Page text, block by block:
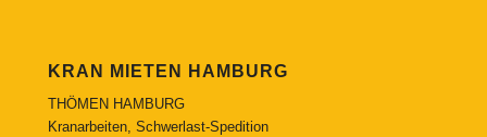
KRAN MIETEN HAMBURG
THÖMEN HAMBURG
Kranarbeiten, Schwerlast-Spedition